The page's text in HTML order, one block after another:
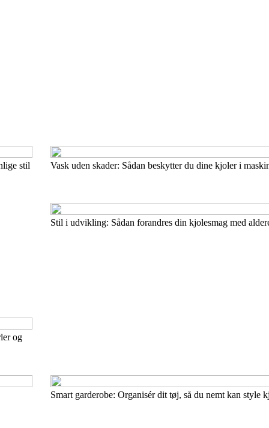
stil
og
Vask uden skader: Sådan beskytter du dine kjoler i
Stil i udvikling: Sådan forandres din kjolesmag med
Smart garderobe: Organisér dit tøj, så du nemt kan style